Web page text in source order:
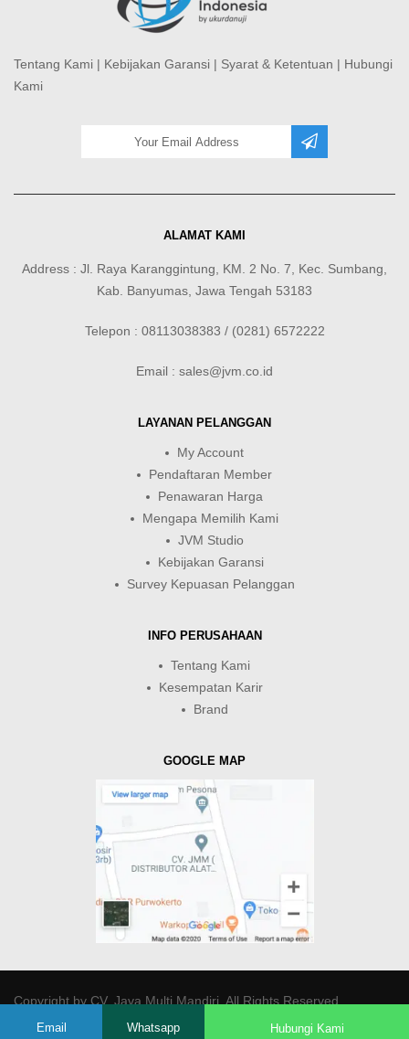
Tentang Kami | Kebijakan Garansi | Syarat & Ketentuan | Hubungi
Kami
ALAMAT KAMI
Address : Jl. Raya Karanggintung, KM. 2 No. 7, Kec. Sumbang,
Kab. Banyumas, Jawa Tengah 53183
Telepon : 08113038383 / (0281) 6572222
Email : sales@jvm.co.id
LAYANAN PELANGGAN
My Account
Pendaftaran Member
Penawaran Harga
Mengapa Memilih Kami
JVM Studio
Kebijakan Garansi
Survey Kepuasan Pelanggan
INFO PERUSAHAAN
Tentang Kami
Kesempatan Karir
Brand
GOOGLE MAP
Copyright byCV. Java Multi Mandiri. All Rights Reserved.
Email Whatsapp Hubungi Kami